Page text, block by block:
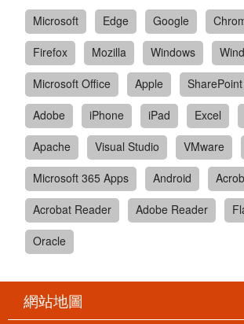
Microsoft Edge Google
Firefox
Mozilla Windows
Microsoft Office
Apple SharePoint
Adobe
iPhone iPad Excel
Apache
Visual Studio VMware
Microsoft 365 Apps
Android
Acrobat Reader
Adobe Reader
Oracle
網站地圖